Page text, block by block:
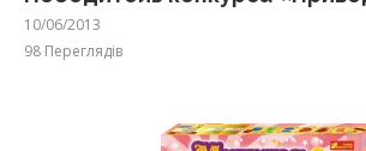
10/06/2013
98 Переглядів